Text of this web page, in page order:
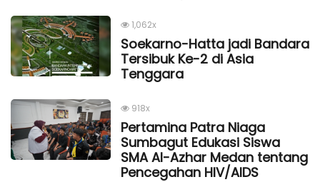
1,062x
Soekarno-Hatta jadi Bandara
Tersibuk Ke-2 di Asia
Tenggara
918x
Pertamina Patra Niaga
Sumbagut Edukasi Siswa
SMA Al-Azhar Medan tentang
Pencegahan HIV/AIDS